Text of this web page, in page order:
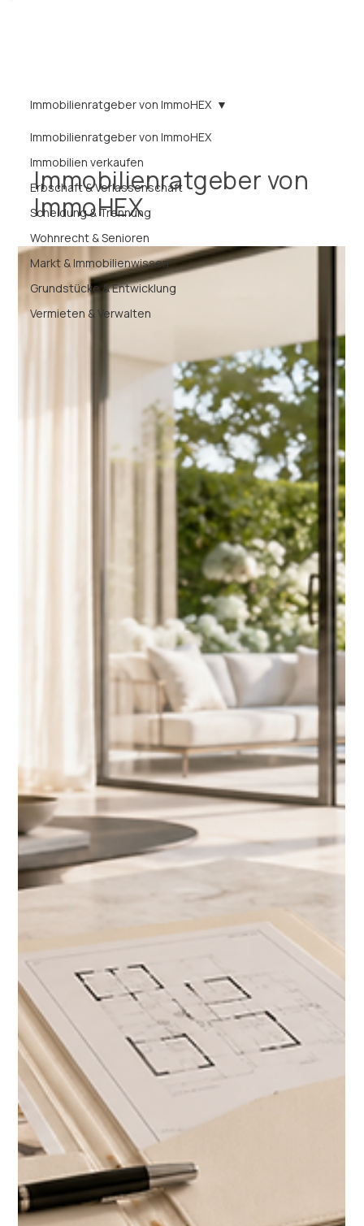
Immobilienratgeber von ImmoHEX
Immobilien verkaufen
Erbschaft & Verlassenschaft
Scheidung & Trennung
Wohnrecht & Senioren
Markt & Immobilienwissen
Grundstücke & Entwicklung
Vermieten & Verwalten
Immobilienratgeber von ImmoHEX
Immobilienratgeber von
ImmoHEX